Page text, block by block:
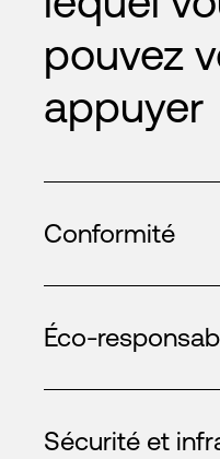
pouvez
appuyer
Conformité
Éco-
Sécurité et